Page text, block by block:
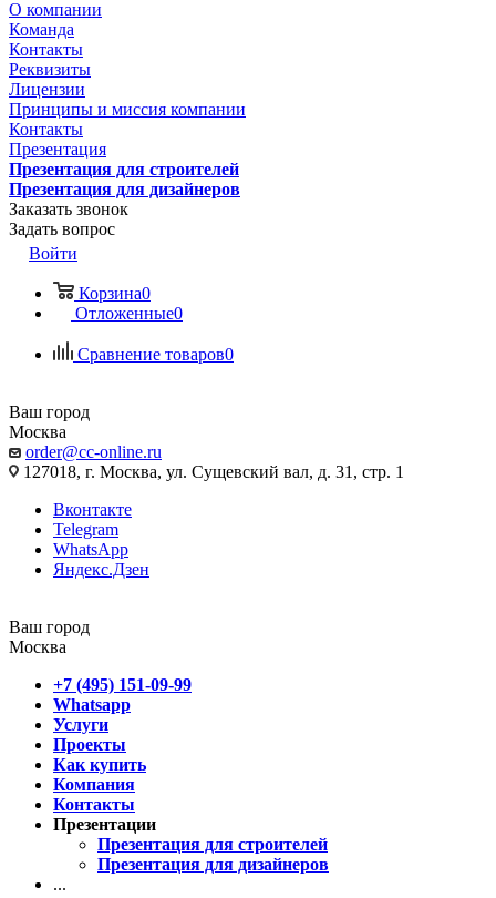
О компании
Команда
Контакты
Реквизиты
Лицензии
Принципы и миссия компании
Контакты
Презентация
Презентация для строителей
Презентация для дизайнеров
Заказать звонок
Задать вопрос
Войти
Корзина0
Отложенные0
Сравнение товаров0
Ваш город
Москва
order@cc-online.ru
127018, г. Москва, ул. Сущевский вал, д. 31, стр. 1
Вконтакте
Telegram
WhatsApp
Яндекс.Дзен
Ваш город
Москва
+7 (495) 151-09-99
Whatsapp
Услуги
Проекты
Как купить
Компания
Контакты
Презентации
Презентация для строителей
Презентация для дизайнеров
...